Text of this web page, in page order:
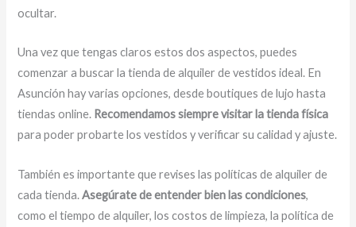
ocultar.
Una vez que tengas claros estos dos aspectos, puedes
comenzar a buscar la tienda de alquiler de vestidos ideal. En
Asunción hay varias opciones, desde boutiques de lujo hasta
tiendas online. Recomendamos siempre visitar la tienda física
para poder probarte los vestidos y verificar su calidad y ajuste.
También es importante que revises las políticas de alquiler de
cada tienda.Asegúrate de entender bien las condiciones,
como el tiempo de alquiler, los costos de limpieza, la política de